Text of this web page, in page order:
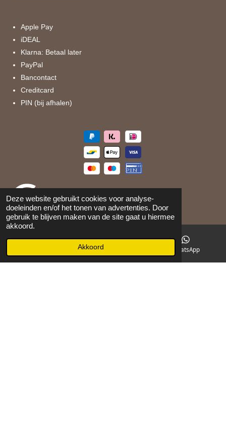
Deze website gebruikt cookies voor analyse-
doeleinden en/of het tonen van advertenties. Door
gebruik te blijven maken van de site gaat u hiermee
akkoord.
Akkoord
Apple Pay
iDEAL
Klarna: Betaal later
PayPal
Bancontact
Creditcard
PIN (bij afhalen)
©2026Maison 105
Facebook WhatsApp